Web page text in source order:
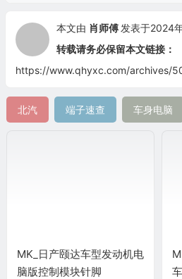
本文由 肖师傅 发表于2024
转载请务必保留本文链接：
https://www.qhyxc.com/archives/
北汽 端子速查 车身电脑
MK_日产颐达车型发动机电
脑版控制模块针脚